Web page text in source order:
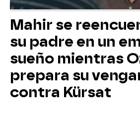
Mahir se
su padre en un
sueño mientras
prepara su
contra Kürsat